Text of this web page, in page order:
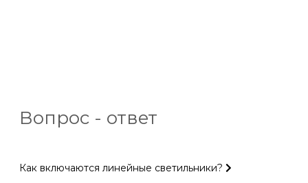
Вопрос - ответ
Как включаются линейные светильники?